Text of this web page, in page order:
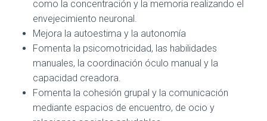
como la concentración y la memoria realizando el
envejecimiento neuronal.
Mejora la autoestima y la autonomía
Fomenta la psicomotricidad, las habilidades
manuales, la coordinación óculo manual y la
capacidad creadora.
Fomenta la cohesión grupal y la comunicación
mediante espacios de encuentro, de ocio y